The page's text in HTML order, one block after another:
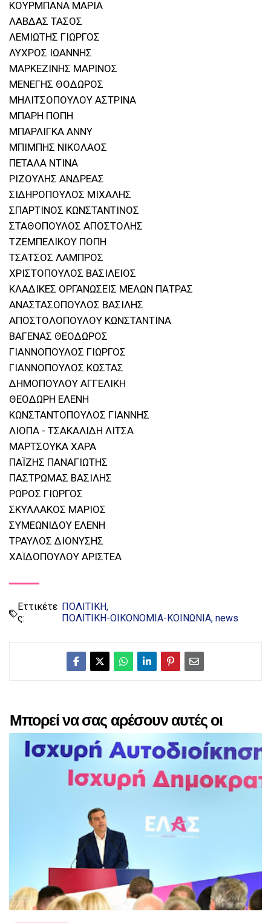
ΚΟΥΡΜΠΑΝΑ ΜΑΡΙΑ
ΛΑΒΔΑΣ ΤΑΣΟΣ
ΛΕΜΙΩΤΗΣ ΓΙΩΡΓΟΣ
ΛΥΧΡΟΣ ΙΩΑΝΝΗΣ
ΜΑΡΚΕΖΙΝΗΣ ΜΑΡΙΝΟΣ
ΜΕΝΕΓΗΣ ΘΟΔΩΡΟΣ
ΜΗΛΙΤΣΟΠΟΥΛΟΥ ΑΣΤΡΙΝΑ
ΜΠΑΡΗ ΠΟΠΗ
ΜΠΑΡΛΙΓΚΑ ΑΝΝΥ
ΜΠΙΜΠΗΣ ΝΙΚΟΛΑΟΣ
ΠΕΤΑΛΑ ΝΤΙΝΑ
ΡΙΖΟΥΛΗΣ ΑΝΔΡΕΑΣ
ΣΙΔΗΡΟΠΟΥΛΟΣ ΜΙΧΑΛΗΣ
ΣΠΑΡΤΙΝΟΣ ΚΩΝΣΤΑΝΤΙΝΟΣ
ΣΤΑΘΟΠΟΥΛΟΣ ΑΠΟΣΤΟΛΗΣ
ΤΖΕΜΠΕΛΙΚΟΥ ΠΟΠΗ
ΤΣΑΤΣΟΣ ΛΑΜΠΡΟΣ
ΧΡΙΣΤΟΠΟΥΛΟΣ ΒΑΣΙΛΕΙΟΣ
ΚΛΑΔΙΚΕΣ ΟΡΓΑΝΩΣΕΙΣ ΜΕΛΩΝ ΠΑΤΡΑΣ
ΑΝΑΣΤΑΣΟΠΟΥΛΟΣ ΒΑΣΙΛΗΣ
ΑΠΟΣΤΟΛΟΠΟΥΛΟΥ ΚΩΝΣΤΑΝΤΙΝΑ
ΒΑΓΕΝΑΣ ΘΕΟΔΩΡΟΣ
ΓΙΑΝΝΟΠΟΥΛΟΣ ΓΙΩΡΓΟΣ
ΓΙΑΝΝΟΠΟΥΛΟΣ ΚΩΣΤΑΣ
ΔΗΜΟΠΟΥΛΟΥ ΑΓΓΕΛΙΚΗ
ΘΕΟΔΩΡΗ ΕΛΕΝΗ
ΚΩΝΣΤΑΝΤΟΠΟΥΛΟΣ ΓΙΑΝΝΗΣ
ΛΙΟΠΑ - ΤΣΑΚΑΛΙΔΗ ΛΙΤΣΑ
ΜΑΡΤΣΟΥΚΑ ΧΑΡΑ
ΠΑΪΖΗΣ ΠΑΝΑΓΙΩΤΗΣ
ΠΑΣΤΡΩΜΑΣ ΒΑΣΙΛΗΣ
ΡΩΡΟΣ ΓΙΩΡΓΟΣ
ΣΚΥΛΛΑΚΟΣ ΜΑΡΙΟΣ
ΣΥΜΕΩΝΙΔΟΥ ΕΛΕΝΗ
ΤΡΑΥΛΟΣ ΔΙΟΝΥΣΗΣ
ΧΑΪΔΟΠΟΥΛΟΥ ΑΡΙΣΤΕΑ
Εττικέτε
ς:
ΠΟΛΙΤΙΚΗ
ΠΟΛΙΤΙΚΗ-ΟΙΚΟΝΟΜΙΑ-ΚΟΙΝΩΝΙΑ news
Μπορεί να σας αρέσουν αυτές οι
αναρτήσεις